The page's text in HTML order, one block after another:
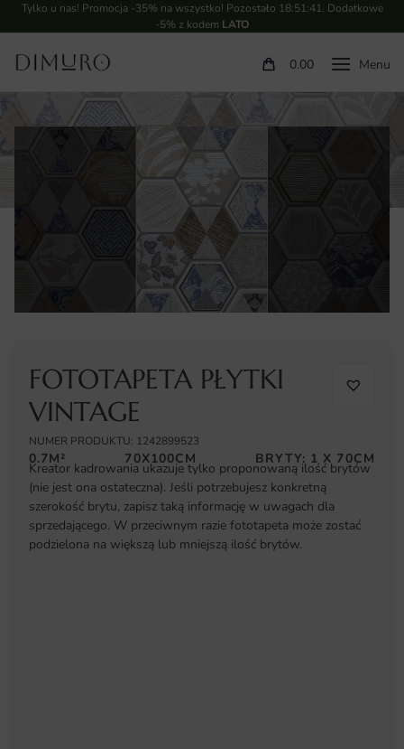
Tylko u nas! Promocja -35% na wszystko! Pozostało 18:51:40. Dodatkowe
-5% z kodem LATO
0.00
FOTOTAPETA PŁYTKI
VINTAGE
NUMER PRODUKTU: 1242899523
0.7M² 70X100CM BRYTY: 1 X 70CM
Kreator kadrowania ukazuje tylko proponowaną ilość brytów
(nie jest ona ostateczna). Jeśli potrzebujesz konkretną
szerokość brytu, zapisz taką informację w uwagach dla
sprzedającego. W przeciwnym razie fototapeta może zostać
podzielona na większą lub mniejszą ilość brytów.